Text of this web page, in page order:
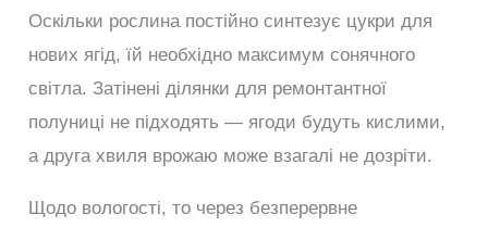
Оскільки рослина постійно синтезує цукри для
нових ягід, їй необхідно максимум сонячного
світла. Затінені ділянки для ремонтантної
полуниці не підходять — ягоди будуть кислими,
а друга хвиля врожаю може взагалі не дозріти.
Щодо вологості, то через безперервне